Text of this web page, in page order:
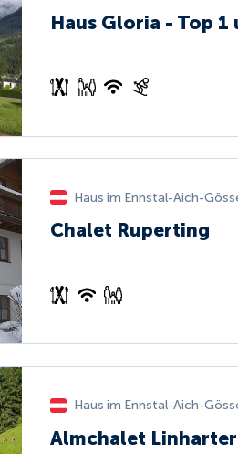
Haus Gloria - Top 1
Haus im Ennstal-Aich-
Chalet Ruperting
Haus im Ennstal-Aich-
Almchalet